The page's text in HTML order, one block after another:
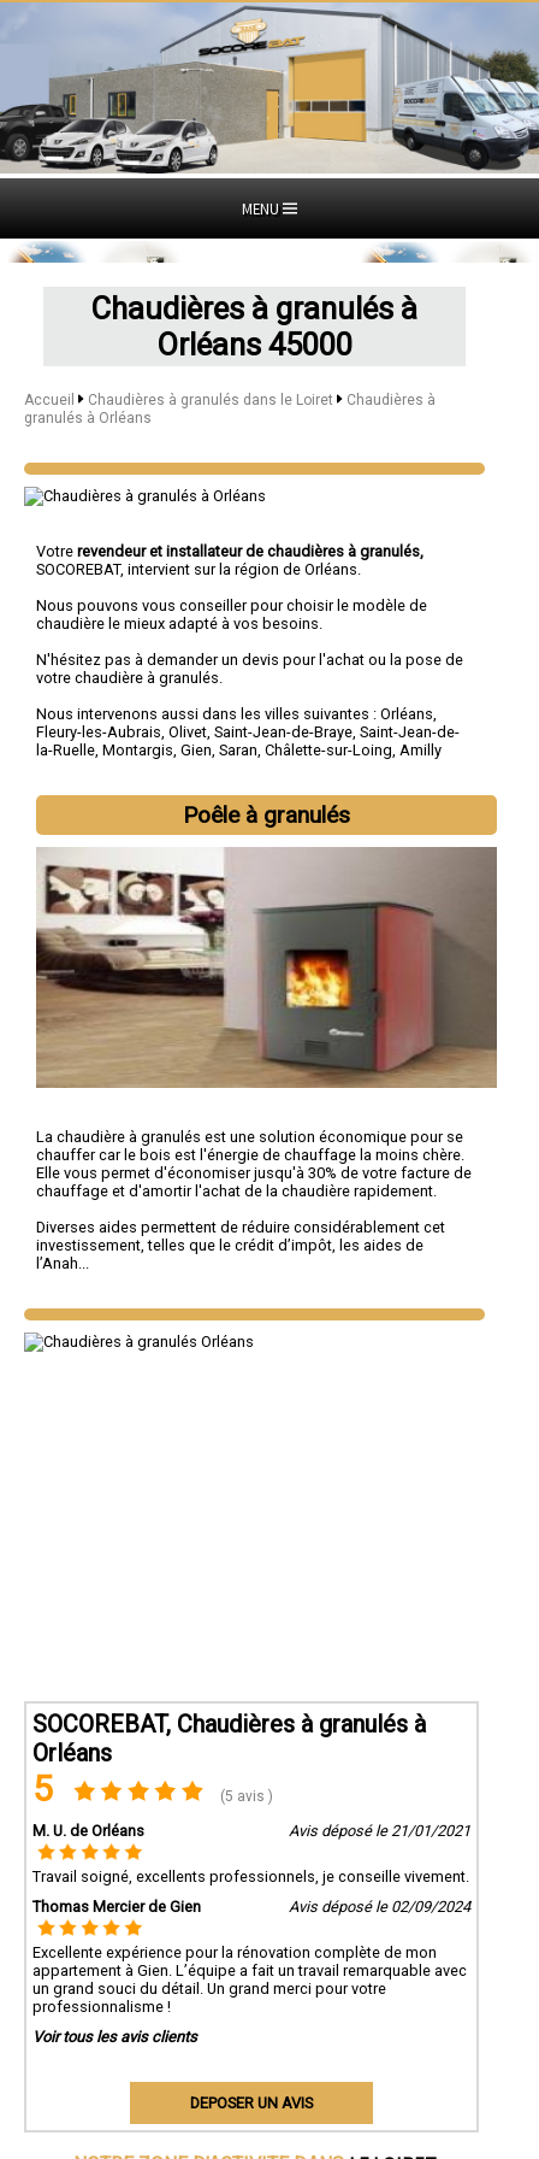
MENU
Chaudières à granulés à
Orléans 45000
Accueil Chaudières à granulés dans le Loiret
Chaudières à
granulés à Orléans
Votre revendeur et installateur de chaudières à granulés,
SOCOREBAT, intervient sur la région de Orléans.
Nous pouvons vous conseiller pour choisir le modèle de
chaudière le mieux adapté à vos besoins.
N'hésitez pas à demander un devis pour l'achat ou la pose de
votre chaudière à granulés.
Nous intervenons aussi dans les villes suivantes : Orléans
Fleury-les-Aubrais Olivet Saint-Jean-de-Braye Saint-Jean-de-
la-Ruelle Montargis Gien Saran Châlette-sur-Loing Amilly
Poêle à granulés
La chaudière à granulés est une solution économique pour se
chauffer car le bois est l'énergie de chauffage la moins chère.
Elle vous permet d'économiser jusqu'à 30% de votre facture de
chauffage et d'amortir l'achat de la chaudière rapidement.
Diverses aides permettent de réduire considérablement cet
investissement, telles que le crédit d’impôt, les aides de
l’Anah...
SOCOREBAT, Chaudières à granulés à
Orléans
5 (5 avis )
M. U. de Orléans Avis déposé le 21/01/2021
Travail soigné, excellents professionnels, je conseille vivement.
Thomas Mercier de Gien
Avis déposé le 02/09/2024
Excellente expérience pour la rénovation complète de mon
appartement à Gien. L’équipe a fait un travail remarquable avec
un grand souci du détail. Un grand merci pour votre
professionnalisme !
Voir tous les avis clients
DEPOSER UN AVIS